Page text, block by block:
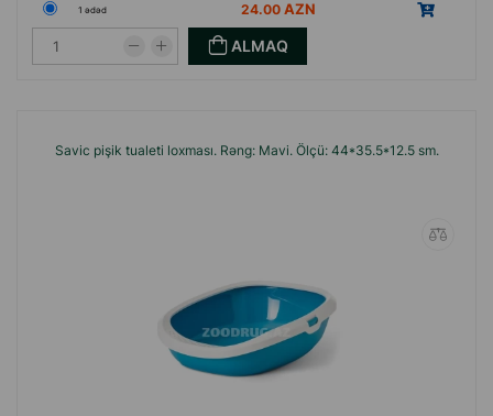
1 ədəd
24.00
ALMAQ
Savic pişik tualeti loxması. Rəng: Mavi. Ölçü: 44*35.5*12.5 sm.